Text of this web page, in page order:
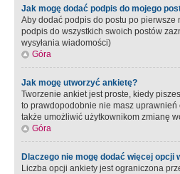
Jak mogę dodać podpis do mojego
Aby dodać podpis do postu po pierwsze
podpis do wszystkich swoich postów
wysyłania wiadomości)
Góra
Jak mogę utworzyć ankietę?
Tworzenie ankiet jest proste, kiedy
to prawdopodobnie nie masz
także umożliwić użytkownikom zmianę
Góra
Dlaczego nie mogę dodać więcej opcji
Liczba opcji ankiety jest ograniczona